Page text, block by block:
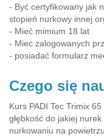
- Być certyfikowany jak
stopień nurkowy innej
- Mieć mimium 18 lat
- Miec zalogowanych
- posiadać formularz
Czego się
Kurs PADI Tec Trimix
głębkość do jakiej
nurkowaniu na